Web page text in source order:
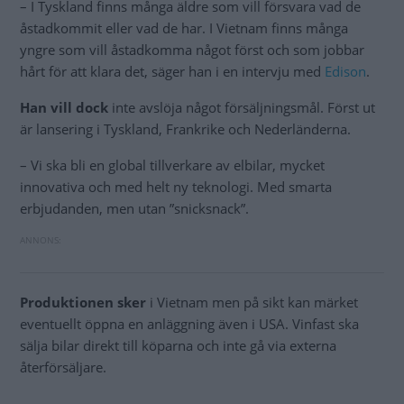
– I Tyskland finns många äldre som vill försvara vad de
åstadkommit eller vad de har. I Vietnam finns många
yngre som vill åstadkomma något först och som jobbar
hårt för att klara det, säger han i en intervju med Edison.
Han vill dock inte avslöja något försäljningsmål. Först ut
är lansering i Tyskland, Frankrike och Nederländerna.
– Vi ska bli en global tillverkare av elbilar, mycket
innovativa och med helt ny teknologi. Med smarta
erbjudanden, men utan ”snicksnack”.
Produktionen sker i Vietnam men på sikt kan märket
eventuellt öppna en anläggning även i USA. Vinfast ska
sälja bilar direkt till köparna och inte gå via externa
återförsäljare.